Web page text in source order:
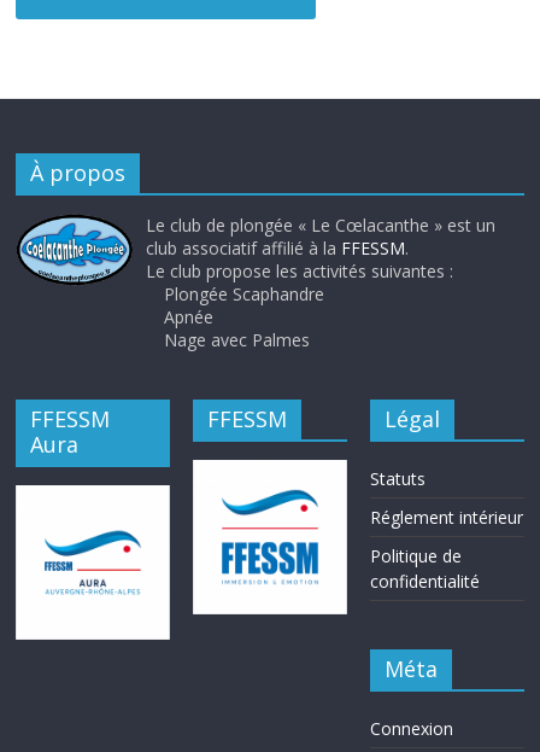
À propos
Le club de plongée « Le Cœlacanthe » est un
club associatif affilié à la FFESSM.
Le club propose les activités suivantes :
Plongée Scaphandre
Apnée
Nage avec Palmes
FFESSM
Aura
FFESSM Légal
Statuts
Réglement intérieur
Politique de
confidentialité
Méta
Connexion